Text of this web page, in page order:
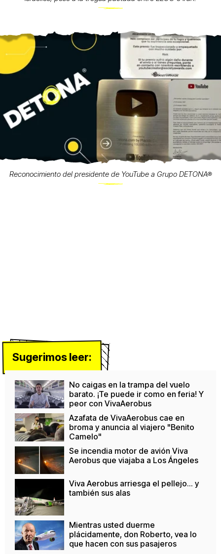
Reconocimiento del presidente de YouTube a Grupo DETONA®
Sugerimos leer:
No caigas en la trampa del vuelo
barato. ¡Te puede ir como en feria! Y
peor con VivaAerobus
Azafata de VivaAerobus cae en
broma y anuncia al viajero "Benito
Camelo"
Se incendia motor de avión Viva
Aerobus que viajaba a Los Ángeles
Viva Aerobus arriesga el pellejo... y
también sus alas
Mientras usted duerme
plácidamente, don Roberto, vea lo
que hacen con sus pasajeros